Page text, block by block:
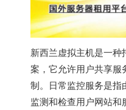
新西兰虚拟主机是一种
案，它允许用户共享服
制。日常监控服务是指
监测和检查用户网站和